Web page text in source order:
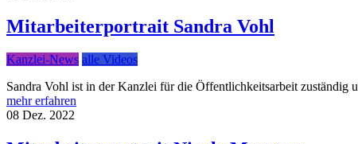
Mitarbeiterportrait Sandra Vohl
Kanzlei-News alle Videos
Sandra Vohl ist in der Kanzlei für die Öffentlichkeitsarbeit zuständig
mehr erfahren
08 Dez. 2022